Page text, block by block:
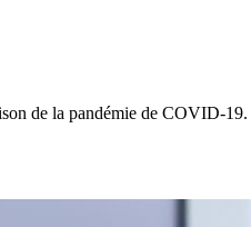
de la pandémie de COVID-